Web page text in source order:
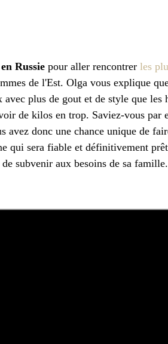
Russie pour aller rencontrer les
de l'Est. Olga vous explique
plus de gout et de style que les
de kilos en trop. Saviez-vous par
avez donc une chance unique de
qui sera fiable et définitivement
subvenir aux besoins de sa famille.